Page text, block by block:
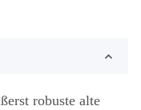
robuste alte